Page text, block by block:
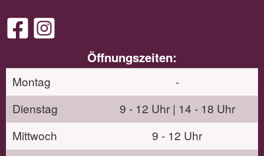
Öffnungszeiten:
Montag
-
Dienstag
9 - 12 Uhr | 14 - 18 Uhr
Mittwoch
9 - 12 Uhr